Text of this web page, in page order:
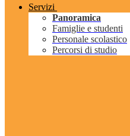
Servizi
Panoramica
Famiglie e studenti
Personale scolastico
Percorsi di studio